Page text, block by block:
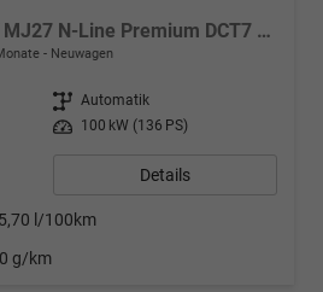
1.6 CRDi MHEV 48V MJ27 N-Line Premium DCT7 4WD
Neuwagen
Getriebe Automatik
Leistung 100 kW (136 PS)
Details
5,70 l/100km
g/km